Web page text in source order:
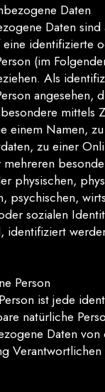
Daten
Daten
identifizierte
(im
Als
angesehen,
mittels
einem Namen,
zu einer
physischen,
psychischen,
sozialen
identifiziert
Person
ist jede
natürliche
Daten